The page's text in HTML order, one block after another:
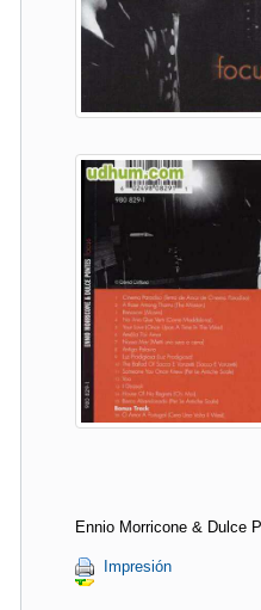
Ennio Morricone & Dulce
Impresión